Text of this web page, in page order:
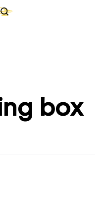
Search
box